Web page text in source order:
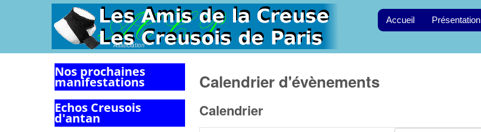
Association
Accueil Présentation
Nos prochaines
manifestations
Echos Creusois
d'antan
Calendrier d'évènements
Calendrier